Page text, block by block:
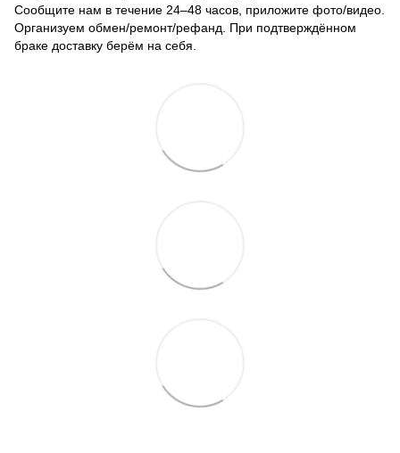
Сообщите нам в течение 24–48 часов, приложите фото/видео.
Организуем обмен/ремонт/рефанд. При подтверждённом
браке доставку берём на себя.